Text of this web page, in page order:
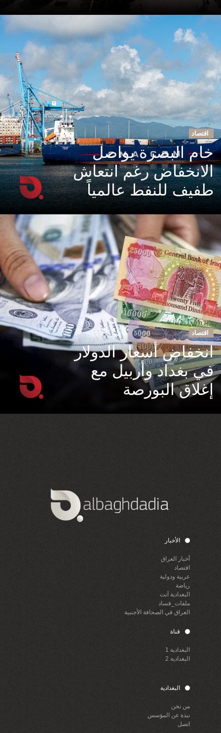
اقتصاد
خام البصرة يواصل
الانخفاض رغم انتعاش
طفيف للنفط عالمياً
اقتصاد
انخفاض أسعار الدولار
في بغداد وأربيل مع
إغلاق البورصة
الأخبار
أخبار العراق
اقتصاد
عربية ودولية
رياضة
البغدادية أنت
ملفات_فساد
العراق في الصحافة الأجنبية
قناة
البغدادية 1
البغدادية 2
البغدادية
من نحن
نبذة عن المؤسس
اتصل